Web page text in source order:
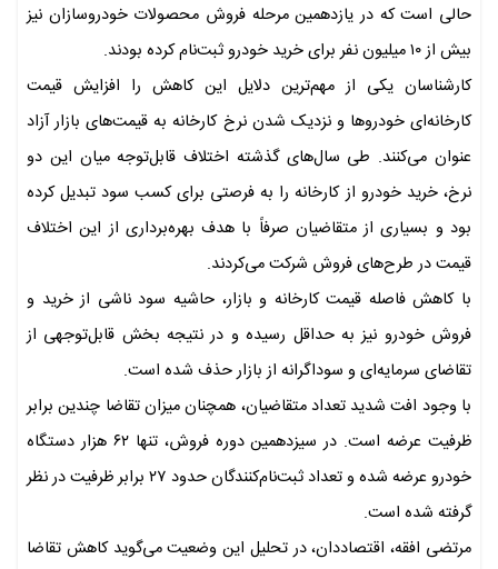
حالی است که در یازدهمین مرحله فروش محصولات خودروسازان نیز
بیش از ۱۰ میلیون نفر برای خرید خودرو ثبت‌نام کرده بودند.
کارشناسان یکی از مهم‌ترین دلایل این کاهش را افزایش قیمت
کارخانه‌ای خودروها و نزدیک شدن نرخ کارخانه به قیمت‌های بازار آزاد
عنوان می‌کنند. طی سال‌های گذشته اختلاف قابل‌توجه میان این دو
نرخ، خرید خودرو از کارخانه را به فرصتی برای کسب سود تبدیل کرده
بود و بسیاری از متقاضیان صرفاً با هدف بهره‌برداری از این اختلاف
قیمت در طرح‌های فروش شرکت می‌کردند.
با کاهش فاصله قیمت کارخانه و بازار، حاشیه سود ناشی از خرید و
فروش خودرو نیز به حداقل رسیده و در نتیجه بخش قابل‌توجهی از
تقاضای سرمایه‌ای و سوداگرانه از بازار حذف شده است.
با وجود افت شدید تعداد متقاضیان، همچنان میزان تقاضا چندین برابر
ظرفیت عرضه است. در سیزدهمین دوره فروش، تنها ۶۲ هزار دستگاه
خودرو عرضه شده و تعداد ثبت‌نام‌کنندگان حدود ۲۷ برابر ظرفیت در نظر
گرفته شده است.
مرتضی افقه، اقتصاددان، در تحلیل این وضعیت می‌گوید کاهش تقاضا